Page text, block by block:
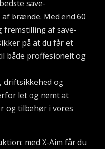
save-
brænde. Med end 60
fremstilling af save-
på at du får et
både proffesionelt og
driftsikkehed og
let og nemt at
og tilbehør i vores
med X-Aim får du